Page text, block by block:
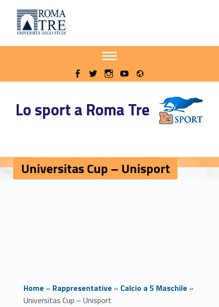
Universitas Cup - Unisport - Sito delle iniziative sportive di Roma Tre
Lo sport a Roma Tre
Apri il menu secondario
WebMan on Facebook
WebMan on TwitterWebMan on Instagram
WebMan on Youtube
Universitas Cup – Unisport
Home » Rappresentative » Calcio a 5 Maschile »
Universitas Cup – Unisport